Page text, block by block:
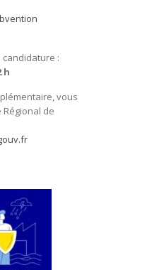
:
h
vous
de